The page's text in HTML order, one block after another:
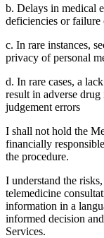
b. Delays in medical
deficiencies or failure
c. In rare instances,
privacy of personal
d. In rare cases, a
result in adverse
judgement errors
I shall not hold the
financially
the procedure.
I understand the
telemedicine
information in a
informed decision
Services.